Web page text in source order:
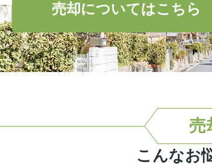
売却についてはこちら
売
こんなお